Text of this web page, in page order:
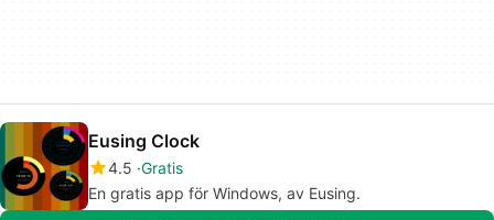
Eusing Clock
4.5 Gratis
En gratis app för Windows, av Eusing.